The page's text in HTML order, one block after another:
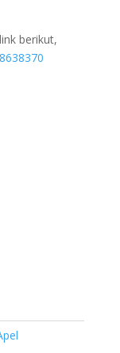
berikut,